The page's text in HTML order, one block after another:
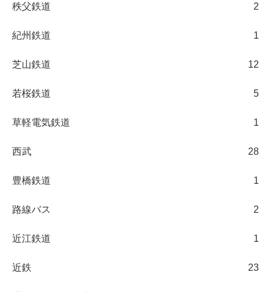
秩父鉄道 2
紀州鉄道 1
芝山鉄道 12
若桜鉄道 5
草軽電気鉄道 1
西武 28
豊橋鉄道 1
路線バス 2
近江鉄道 1
近鉄 23